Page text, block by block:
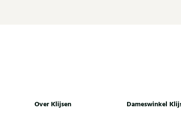
Over Klijsen Dameswinkel